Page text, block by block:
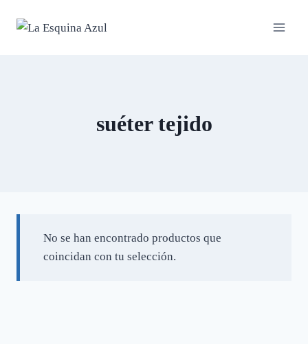
suéter tejido
No se han encontrado productos que
coincidan con tu selección.